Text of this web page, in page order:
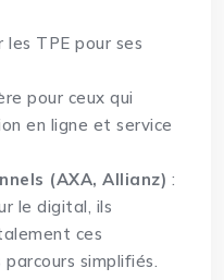
les TPE pour ses
pour ceux qui
en ligne et service
(AXA, Allianz) :
le digital, ils
ces
simplifiés.